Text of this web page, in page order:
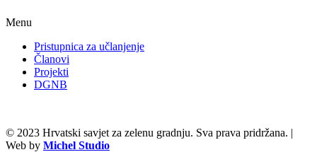
Menu
Pristupnica za učlanjenje
Članovi
Projekti
DGNB
© 2023 Hrvatski savjet za zelenu gradnju. Sva prava pridržana. |
Web by Michel Studio